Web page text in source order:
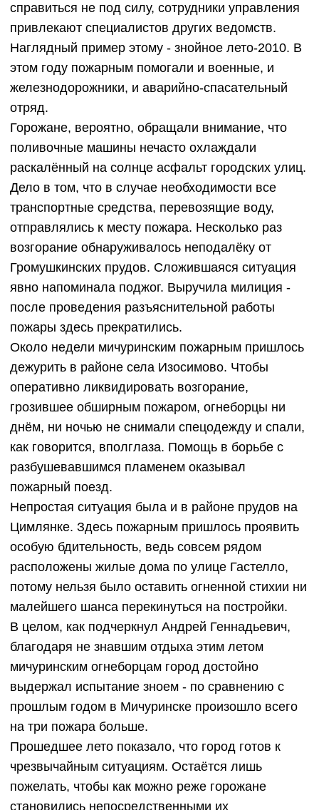
справиться не под силу, сотрудники управления
привлекают специалистов других ведомств.
Наглядный пример этому - знойное лето-2010. В
этом году пожарным помогали и военные, и
железнодорожники, и аварийно-спасательный
отряд.
Горожане, вероятно, обращали внимание, что
поливочные машины нечасто охлаждали
раскалённый на солнце асфальт городских улиц.
Дело в том, что в случае необходимости все
транспортные средства, перевозящие воду,
отправлялись к месту пожара. Несколько раз
возгорание обнаруживалось неподалёку от
Громушкинских прудов. Сложившаяся ситуация
явно напоминала поджог. Выручила милиция -
после проведения разъяснительной работы
пожары здесь прекратились.
Около недели мичуринским пожарным пришлось
дежурить в районе села Изосимово. Чтобы
оперативно ликвидировать возгорание,
грозившее обширным пожаром, огнеборцы ни
днём, ни ночью не снимали спецодежду и спали,
как говорится, вполглаза. Помощь в борьбе с
разбушевавшимся пламенем оказывал
пожарный поезд.
Непростая ситуация была и в районе прудов на
Цимлянке. Здесь пожарным пришлось проявить
особую бдительность, ведь совсем рядом
расположены жилые дома по улице Гастелло,
потому нельзя было оставить огненной стихии ни
малейшего шанса перекинуться на постройки.
В целом, как подчеркнул Андрей Геннадьевич,
благодаря не знавшим отдыха этим летом
мичуринским огнеборцам город достойно
выдержал испытание зноем - по сравнению с
прошлым годом в Мичуринске произошло всего
на три пожара больше.
Прошедшее лето показало, что город готов к
чрезвычайным ситуациям. Остаётся лишь
пожелать, чтобы как можно реже горожане
становились непосредственными их